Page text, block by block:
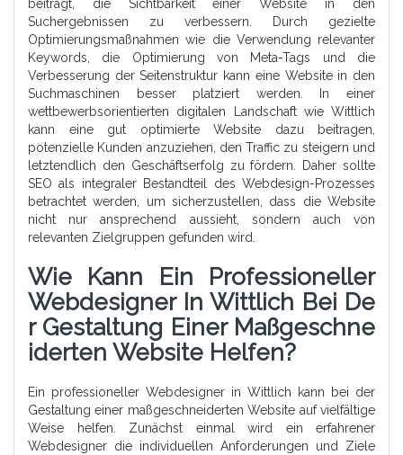
beiträgt, die Sichtbarkeit einer Website in den
Suchergebnissen zu verbessern. Durch gezielte
Optimierungsmaßnahmen wie die Verwendung relevanter
Keywords, die Optimierung von Meta-Tags und die
Verbesserung der Seitenstruktur kann eine Website in den
Suchmaschinen besser platziert werden. In einer
wettbewerbsorientierten digitalen Landschaft wie Wittlich
kann eine gut optimierte Website dazu beitragen,
potenzielle Kunden anzuziehen, den Traffic zu steigern und
letztendlich den Geschäftserfolg zu fördern. Daher sollte
SEO als integraler Bestandteil des Webdesign-Prozesses
betrachtet werden, um sicherzustellen, dass die Website
nicht nur ansprechend aussieht, sondern auch von
relevanten Zielgruppen gefunden wird.
Wie Kann Ein Professioneller
Webdesigner In Wittlich Bei De
R Gestaltung Einer Maßgeschne
Iderten Website Helfen?
Ein professioneller Webdesigner in Wittlich kann bei der
Gestaltung einer maßgeschneiderten Website auf vielfältige
Weise helfen. Zunächst einmal wird ein erfahrener
Webdesigner die individuellen Anforderungen und Ziele